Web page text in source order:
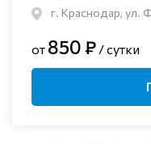
г. Краснодар, ул.
от 850 ₽ / сутки